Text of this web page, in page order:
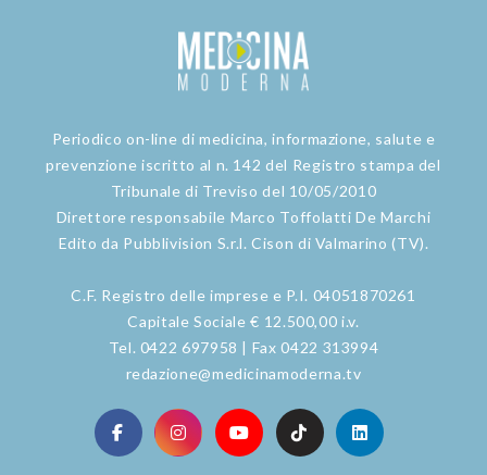
Periodico on-line di medicina, informazione, salute e
prevenzione iscritto al n. 142 del Registro stampa del
Tribunale di Treviso del 10/05/2010
Direttore responsabile Marco Toffolatti De Marchi
Edito da Pubblivision S.r.l. Cison di Valmarino (TV).
C.F. Registro delle imprese e P.I. 04051870261
Capitale Sociale € 12.500,00 i.v.
Tel. 0422 697958 | Fax 0422 313994
redazione@medicinamoderna.tv